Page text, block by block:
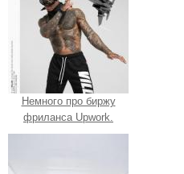
Немного про биржу
фриланса Upwork.